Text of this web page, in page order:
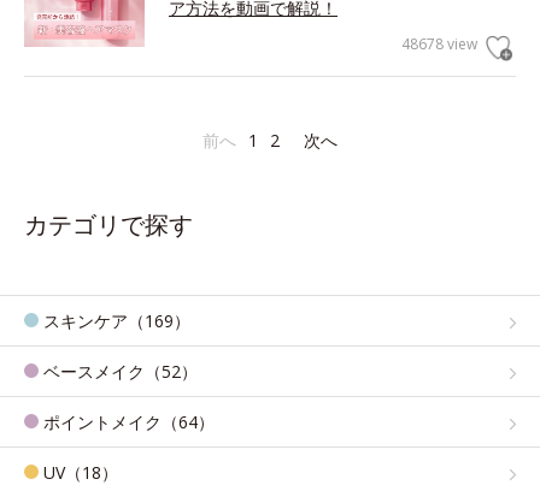
ア方法を動画で解説！
48678 view
前へ 1 2 次へ
カテゴリで探す
スキンケア（169）
ベースメイク（52）
ポイントメイク（64）
UV（18）